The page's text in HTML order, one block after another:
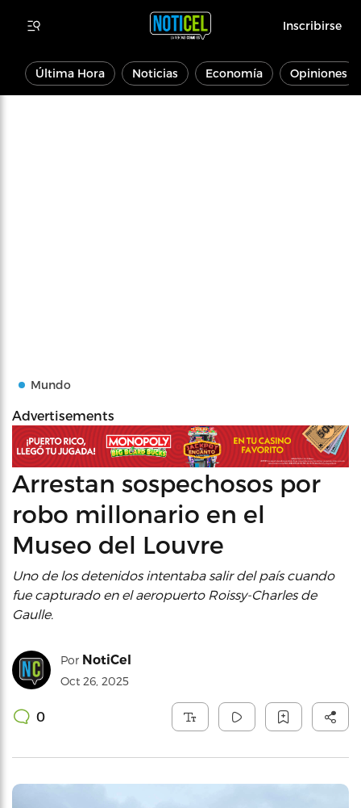
Inscribirse
Última Hora Noticias Economía Opiniones
Mundo
Advertisements
Arrestan sospechosos por
robo millonario en el
Museo del Louvre
Uno de los detenidos intentaba salir del país cuando
fue capturado en el aeropuerto Roissy-Charles de
Gaulle.
Por NotiCel
Oct 26, 2025
0